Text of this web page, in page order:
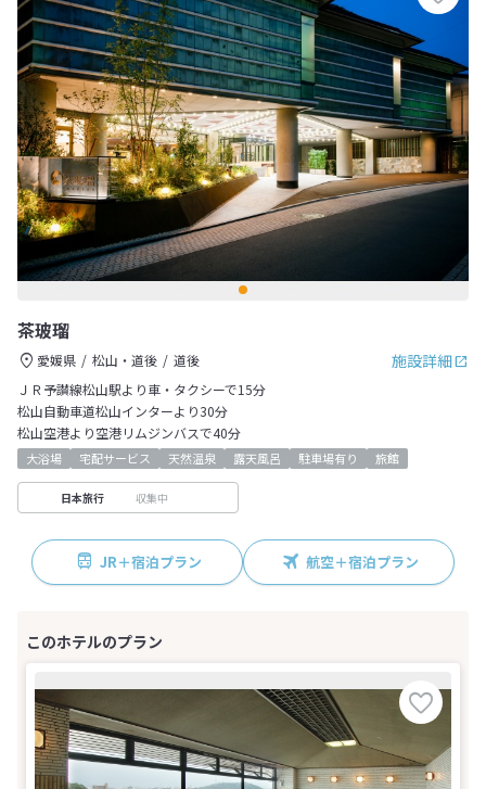
茶玻瑠
施設詳細
愛媛県 松山・道後
道後
ＪＲ予讃線松山駅より車・タクシーで15分
松山自動車道松山インターより30分
松山空港より空港リムジンバスで40分
大浴場 宅配サービス 天然温泉 露天風呂 駐車場有り 旅館
日本旅行 収集中
JR＋宿泊プラン 航空＋宿泊プラン